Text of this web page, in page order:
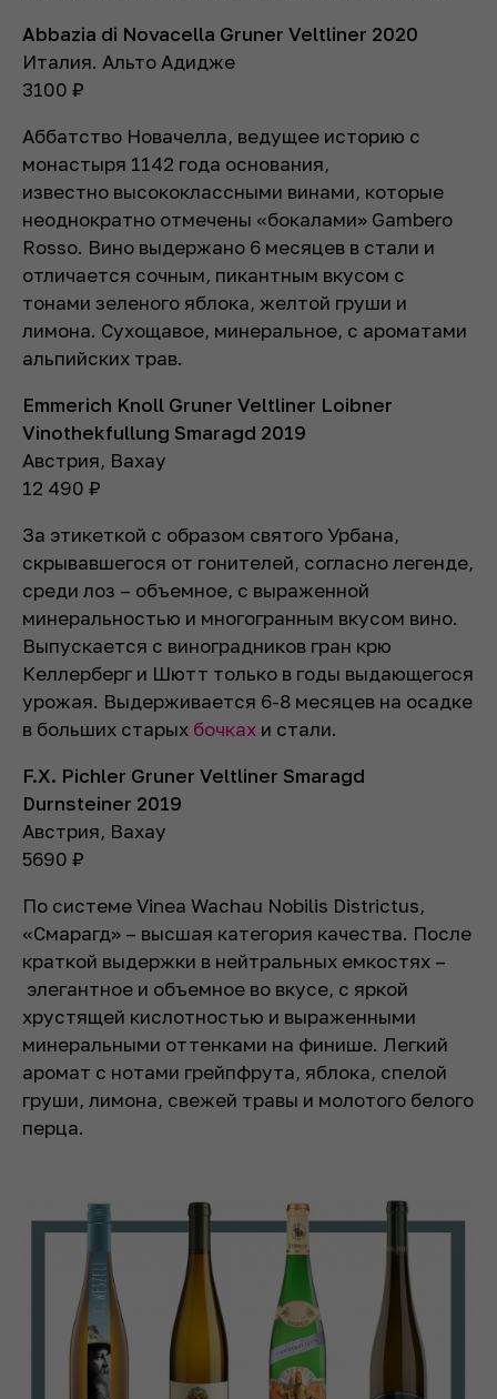
Abbazia di Novacella Gruner Veltliner 2020
Италия. Альто Адидже
3100 ₽
Аббатство Новачелла, ведущее историю с
монастыря 1142 года основания,
известно высококлассными винами, которые
неоднократно отмечены «бокалами» Gambero
Rosso. Вино выдержано 6 месяцев в стали и
отличается сочным, пикантным вкусом с
тонами зеленого яблока, желтой груши и
лимона. Сухощавое, минеральное, с ароматами
альпийских трав.
Emmerich Knoll Gruner Veltliner Loibner
Vinothekfullung Smaragd 2019
Австрия, Вахау
12 490 ₽
За этикеткой с образом святого Урбана,
скрывавшегося от гонителей, согласно легенде,
среди лоз – объемное, с выраженной
минеральностью и многогранным вкусом вино.
Выпускается с виноградников гран крю
Келлерберг и Шютт только в годы выдающегося
урожая. Выдерживается 6-8 месяцев на осадке
в больших старых бочках и стали.
F.X. Pichler Gruner Veltliner Smaragd
Durnsteiner 2019
Австрия, Вахау
5690 ₽
По системе Vinea Wachau Nobilis Districtus,
«Смарагд» – высшая категория качества. После
краткой выдержки в нейтральных емкостях –
элегантное и объемное во вкусе, с яркой
хрустящей кислотностью и выраженными
минеральными оттенками на финише. Легкий
аромат с нотами грейпфрута, яблока, спелой
груши, лимона, свежей травы и молотого белого
перца.